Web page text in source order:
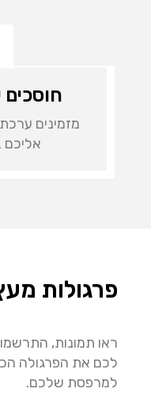
חוסכים עד 40%
מזמינים
פרגולות
ראו תמונות, התרשמו
לכם את הפרגולה
למרפסת שלכם.